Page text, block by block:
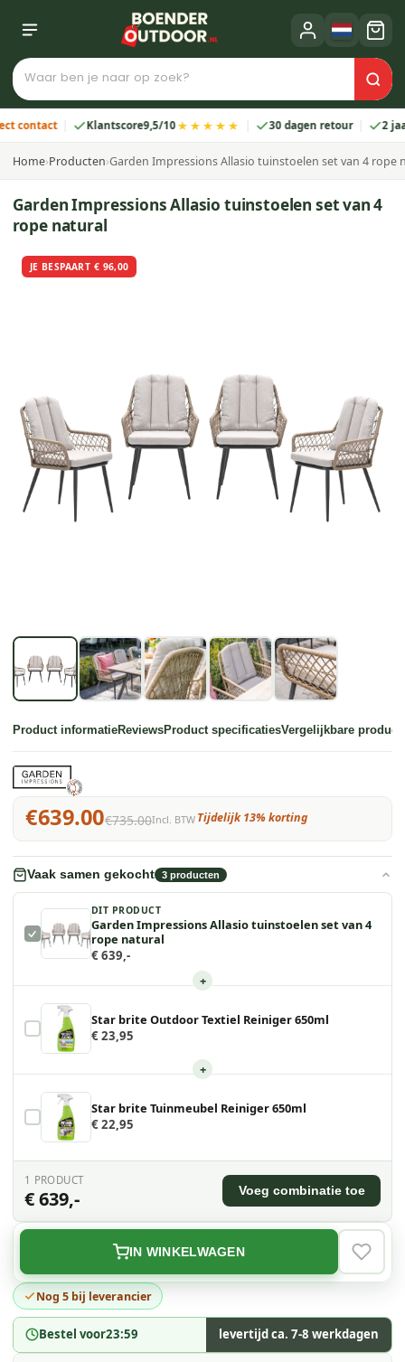
Klantscore9,5/10★★★★★ 30 dagen retour 2 jaar
Home›Producten›Garden Impressions Allasio tuinstoelen set van 4 rope
Garden Impressions Allasio tuinstoelen set van 4
rope natural
JE BESPAART € 96,00
Product informatieReviewsProduct specificatiesVergelijkbare
€639.00€735.00Incl. BTW Tijdelijk 13% korting
Nog 5 bij leverancier
Bestel voor23:59 levertijd ca. 7-8 werkdagen
IN WINKELWAGEN
Vaak samen gekocht 3 producten
DIT PRODUCT
Garden Impressions Allasio tuinstoelen set van 4
rope natural
€ 639,-
+
Star brite Outdoor Textiel Reiniger 650ml
€ 23,95
+
Star brite Tuinmeubel Reiniger 650ml
€ 22,95
1 PRODUCT
€ 639,- Voeg combinatie toe